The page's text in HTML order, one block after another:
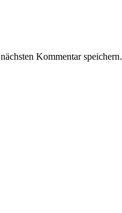
Kommentar speichern.